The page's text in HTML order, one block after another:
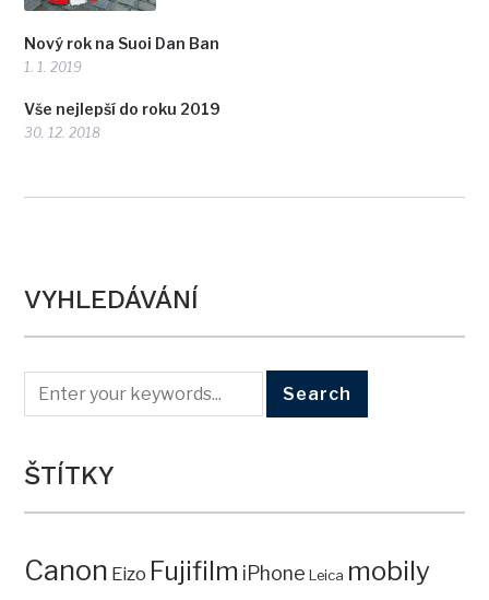
Nový rok na Suoi Dan Ban
1. 1. 2019
Vše nejlepší do roku 2019
30. 12. 2018
VYHLEDÁVÁNÍ
ŠTÍTKY
Canon Eizo Fujifilm iPhone Leica mobily